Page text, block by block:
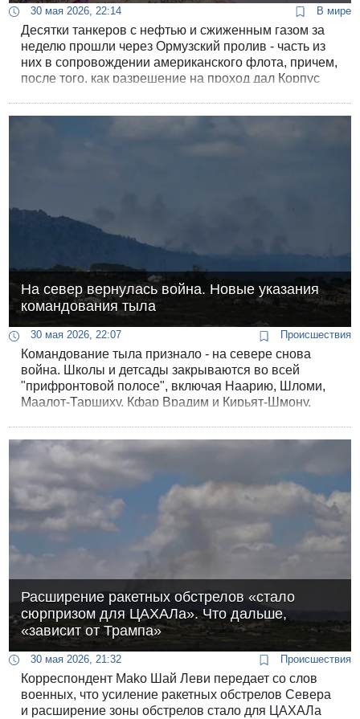
30 мая 2026, 22:14 В мире
Десятки танкеров с нефтью и сжиженным газом за
неделю прошли через Ормузский пролив - часть из
них в сопровождении американского флота, причем,
после того, как разрешение на проход дал Корпус
На север вернулась война. Новые указания
командования тыла
30 мая 2026, 22:07 Происшествия
Командование тыла признало - на севере снова
война. Школы и детсады закрываются во всей
"прифронтовой полосе", включая Наарию, Шломи,
Маалот-Таршиху, Кфар Врадим и Кирьят-Шмону.
Расширение ракетных обстрелов «стало
сюрпризом для ЦАХАЛа». Что дальше,
«зависит от Трампа»
30 мая 2026, 21:32 Происшествия
Корреспондент Mako Шай Леви передает со слов
военных, что усиление ракетных обстрелов Севера
и расширение зоны обстрелов стало для ЦАХАЛа